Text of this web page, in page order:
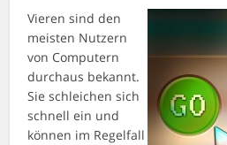
Vieren sind den
meisten Nutzern
von Computern
durchaus bekannt.
Sie schleichen sich
schnell ein und
können im Regelfall